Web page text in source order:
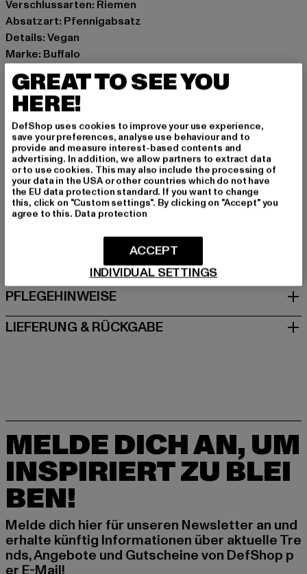
Verschlussarten: Riemen
Absatzart: Pfennigabsatz
Details: Vegan
Marke: Buffalo
Kat.: Flat Sandals - undefined
Farbe: weiß
Hersteller Farbe: ivory
Obermaterial: sonstiges Material
Innenfutter: sonstiges Material
Art.Nr: 1291624-00817
Hersteller: Buffalo Boots GmbH |service-de@buffalo-
boots.com
Schanzenstraße 41 | 51063 Köln | DE
GRÖSSE & PASSFORM
PFLEGEHINWEISE
LIEFERUNG & RÜCKGABE
MELDE DICH AN, UM
INSPIRIERT ZU BLEI
BEN!
Melde dich hier für unseren Newsletter an und
erhalte künftig Informationen über aktuelle Tre
nds, Angebote und Gutscheine von DefShop p
GREAT TO SEE YOU
HERE!
DefShop uses cookies to improve your use experience,
save your preferences, analyse use behaviour and to
provide and measure interest-based contents and
advertising. In addition, we allow partners to extract data
or to use cookies. This may also include the processing of
your data in the USA or other countries which do not have
the EU data protection standard. If you want to change
this, click on "Custom settings". By clicking on "Accept" you
agree to this. Data protection
INDIVIDUAL SETTINGS
ACCEPT